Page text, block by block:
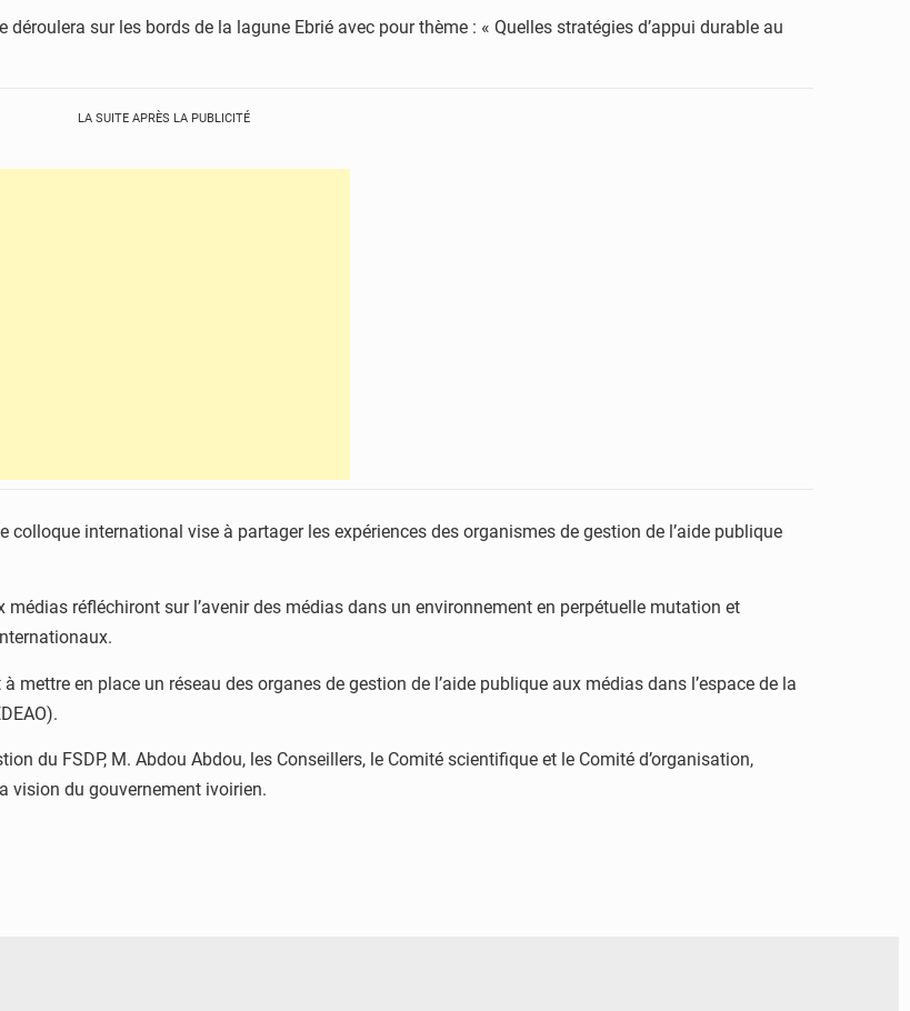
sur les bords de la lagune Ebrié avec pour thème : « Quelles stratégies d’appui durable au
LA SUITE APRÈS LA PUBLICITÉ
colloque international vise à partager les expériences des organismes de gestion de l’aide publique
réfléchiront sur l’avenir des médias dans un environnement en perpétuelle mutation et
mettre en place un réseau des organes de gestion de l’aide publique aux médias dans l’espace de la
du FSDP, M. Abdou Abdou, les Conseillers, le Comité scientifique et le Comité d’organisation,
vision du gouvernement ivoirien.